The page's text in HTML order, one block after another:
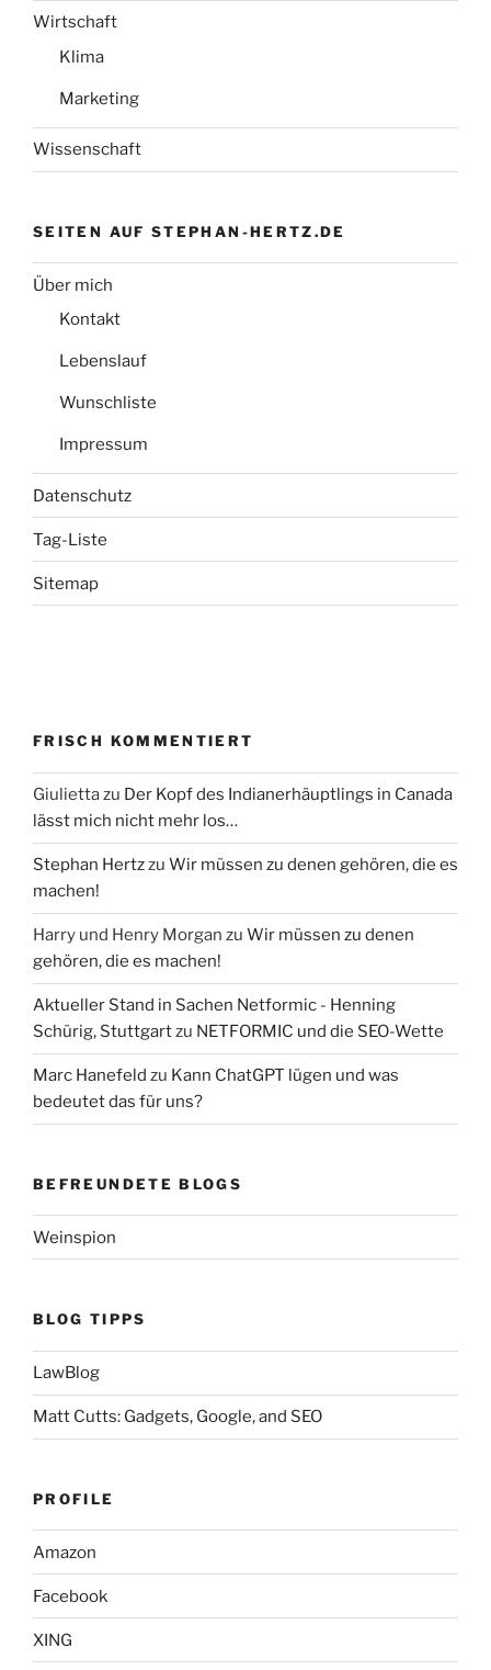
Wirtschaft
Klima
Marketing
Wissenschaft
SEITEN AUF STEPHAN-HERTZ.DE
Über mich
Kontakt
Lebenslauf
Wunschliste
Impressum
Datenschutz
Tag-Liste
Sitemap
FRISCH KOMMENTIERT
Giuliettazu Der Kopf des Indianerhäuptlings in Canada
lässt mich nicht mehr los…
Stephan Hertzzu Wir müssen zu denen gehören, die es
machen!
Harry und Henry Morgan zu Wir müssen zu denen
gehören, die es machen!
Aktueller Stand in Sachen Netformic - Henning
Schürig, Stuttgartzu NETFORMIC und die SEO-Wette
Marc Hanefeld zu Kann ChatGPT lügen und was
bedeutet das für uns?
BEFREUNDETE BLOGS
Weinspion
BLOG TIPPS
LawBlog
Matt Cutts: Gadgets, Google, and SEO
PROFILE
Amazon
Facebook
XING